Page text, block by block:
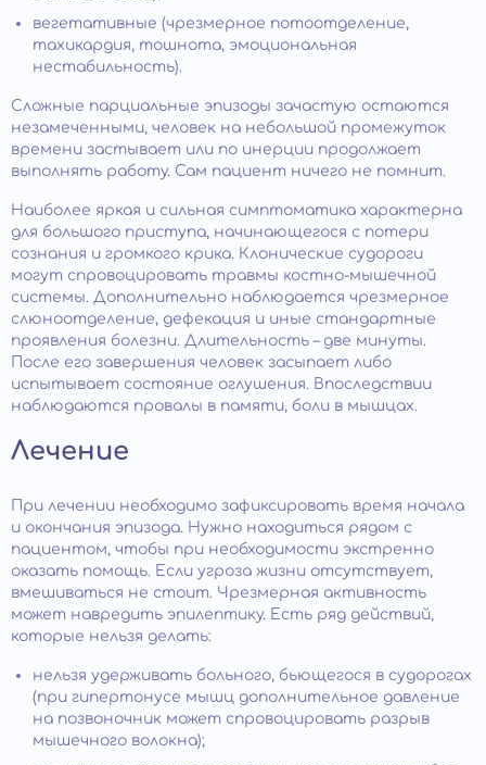
вегетативные (чрезмерное потоотделение,
тахикардия, тошнота, эмоциональная
нестабильность).
Сложные парциальные эпизоды зачастую остаются
незамеченными, человек на небольшой промежуток
времени застывает или по инерции продолжает
выполнять работу. Сам пациент ничего не помнит.
Наиболее яркая и сильная симптоматика характерна
для большого приступа, начинающегося с потери
сознания и громкого крика. Клонические судороги
могут спровоцировать травмы костно-мышечной
системы. Дополнительно наблюдается чрезмерное
слюноотделение, дефекация и иные стандартные
проявления болезни. Длительность – две минуты.
После его завершения человек засыпает либо
испытывает состояние оглушения. Впоследствии
наблюдаются провалы в памяти, боли в мышцах.
Лечение
При лечении необходимо зафиксировать время начала
и окончания эпизода. Нужно находиться рядом с
пациентом, чтобы при необходимости экстренно
оказать помощь. Если угроза жизни отсутствует,
вмешиваться не стоит. Чрезмерная активность
может навредить эпилептику. Есть ряд действий,
которые нельзя делать:
нельзя удерживать больного, бьющегося в судорогах
(при гипертонусе мышц дополнительное давление
на позвоночник может спровоцировать разрыв
мышечного волокна);